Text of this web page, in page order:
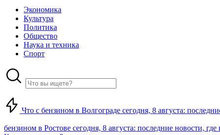
Экономика
Культура
Политика
Общество
Наука и техника
Спорт
Что с бензином в Волгограде сегодня, 8 августа:
бензином в Ростове сегодня, 8 августа: последние новости,